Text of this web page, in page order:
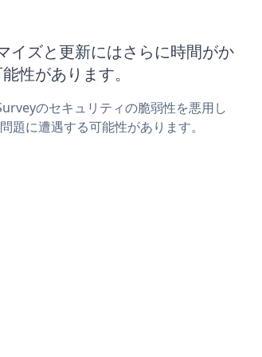
ズと更新にはさらに時間がか
性があります。
のセキュリティの脆弱性を悪用し
題に遭遇する可能性があります。